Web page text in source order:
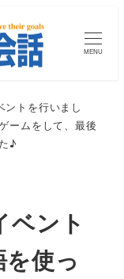
MENU
ントを行いまし
ームをして、最後
♪
ベント
使っ